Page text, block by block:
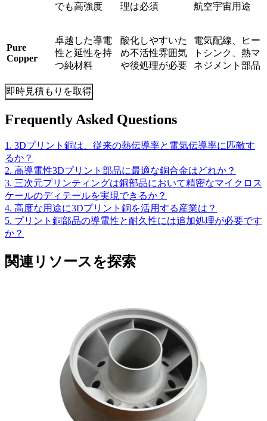
でも高強度
理は必須
航空宇宙用途
Pure
Copper
卓越した導電
性と延性を持
つ純材料
酸化しやすいた
め不活性雰囲気
や後処理が必要
電気配線、ヒー
トシンク、熱マ
ネジメント部品
即時見積もりを取得
Frequently Asked Questions
1. 3Dプリント銅は、従来の熱伝導率と電気伝導率に匹敵す
るか？
2. 高導電性3Dプリント部品に最適な銅合金はどれか？
3. 三次元プリンティングは銅部品において精密なマイクロス
ケールのディテールを実現できるか？
4. 高度な用途に3Dプリント銅を活用する産業は？
5. プリント銅部品の導電性と耐久性には追加処理が必要です
か？
関連リソースを探索